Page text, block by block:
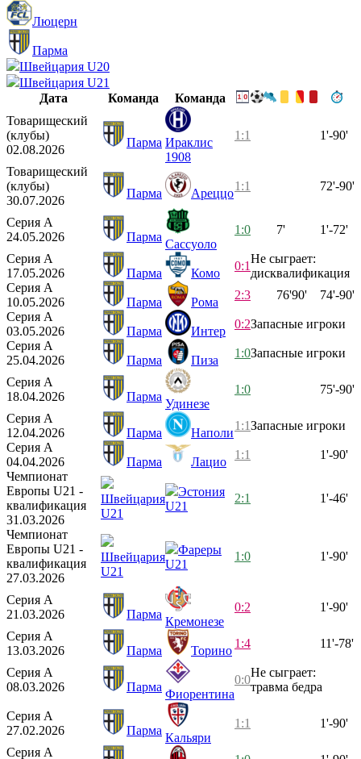
Люцерн
Парма
Швейцария U20
Швейцария U21
Дата
Команда
Команда
Товарищеский
(клубы)
02.08.2026
Парма Ираклис
1908
1:1 1'-90'
Товарищеский
(клубы)
30.07.2026
Парма Ареццо
1:1 72'-90'
Серия А
24.05.2026
Парма
Сассуоло
1:0 7' 1'-72'
Серия А
17.05.2026
Парма Комо
0:1
Не сыграет:
дисквалификация
Серия А
10.05.2026
Парма Рома
2:3 76'90'
74'-90'
Серия А
03.05.2026
Парма Интер
0:2Запасные игроки
Серия А
25.04.2026
Парма Пиза
1:0Запасные игроки
Серия А
18.04.2026
Парма
Удинезе
1:0 75'-90'
Серия А
12.04.2026
Парма Наполи
1:1Запасные игроки
Серия А
04.04.2026
Парма Лацио
1:1
1'-90'
Чемпионат
Европы U21 -
квалификация
31.03.2026
Швейцария
U21
Эстония
U21
2:1 1'-46'
Чемпионат
Европы U21 -
квалификация
27.03.2026
Швейцария
U21
Фареры
U21
1:0 1'-90'
Серия А
21.03.2026
Парма
Кремонезе
0:2 1'-90'
Серия А
13.03.2026
Парма Торино
1:4 11'-78'
Серия А
08.03.2026
Парма
Фиорентина
0:0
Не сыграет:
травма бедра
Серия А
27.02.2026
Парма
Кальяри
1:1 1'-90'
Серия А